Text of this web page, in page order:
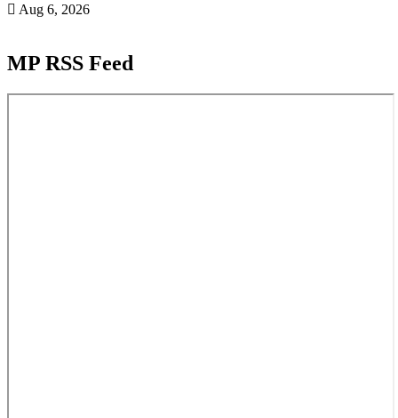
Aug 6, 2026
MP RSS Feed